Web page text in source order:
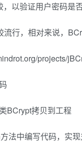
以验证用户密码是
行，相对来说，
projects/
BCrypt拷贝到工程
法中编写代码，实